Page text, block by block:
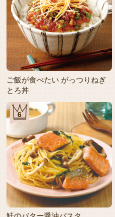
ご飯が食べたい がっつりねぎ
とろ丼
6